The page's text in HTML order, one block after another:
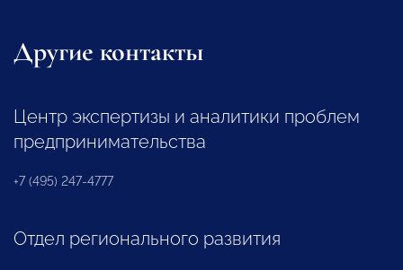
Другие контакты
Центр экспертизы и аналитики проблем
предпринимательства
+7 (495) 247-4777
Отдел регионального развития